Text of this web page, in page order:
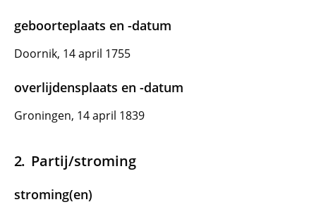
geboorteplaats en -datum
Doornik, 14 april 1755
overlijdensplaats en -datum
Groningen, 14 april 1839
Partij/stroming
stroming(en)